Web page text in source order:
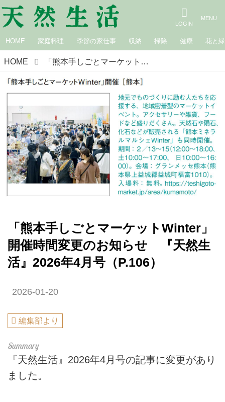
HOME 家庭料理 季節の家仕事 収納 掃除 健康 花と緑
HOME 「熊本手しごとマーケットWinter」開催時間変更のお知らせ 『天然生活』2026年4月号（P.106）
「熊本手しごとマーケットWinter」
開催時間変更のお知らせ 『天然生
活』2026年4月号（P.106）
2026-01-20
編集部より
『天然生活』2026年4月号の記事に変更があり
ました。